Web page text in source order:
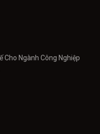
Cho Ngành Công Nghiệp